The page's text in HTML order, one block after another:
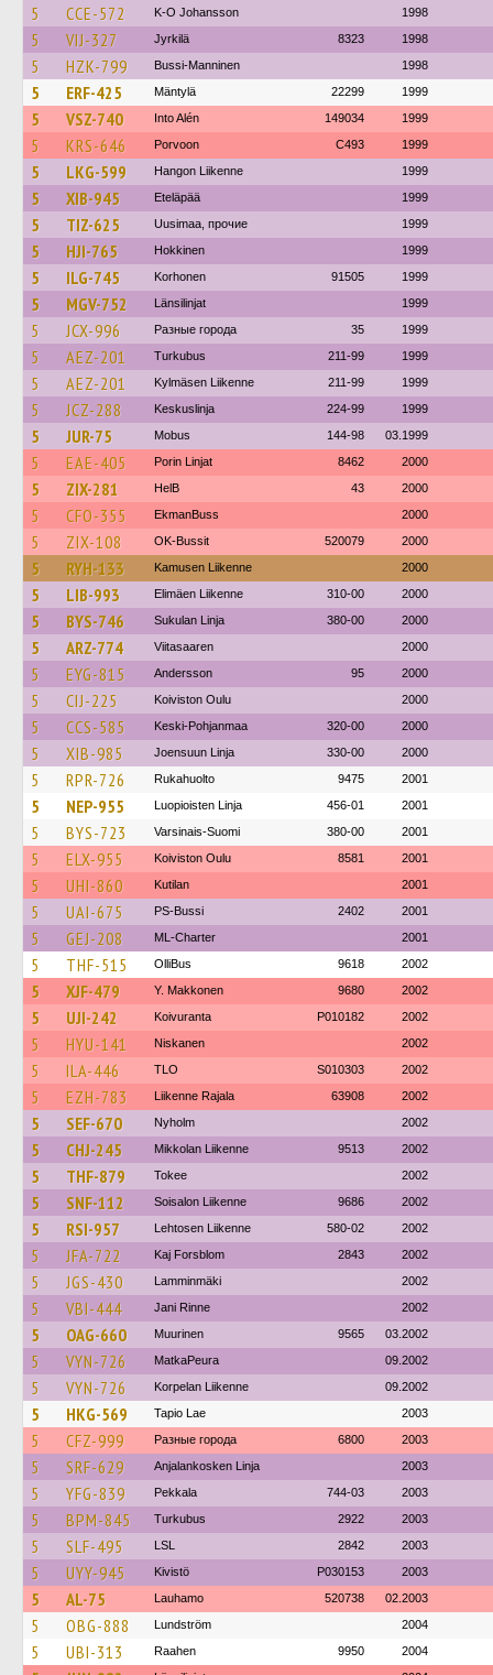
5 CCE-572 K-O Johansson 1998
5 VIJ-327 Jyrkilä 8323 1998
5 HZK-799 Bussi-Manninen 1998
5 ERF-425 Mäntylä 22299 1999
5 VSZ-740 Into Alén 149034 1999
5 KRS-646 Porvoon C493 1999
5 LKG-599 Hangon Liikenne 1999
5 XIB-945 Eteläpää 1999
5 TIZ-625 Uusimaa, прочие 1999
5 HJI-765 Hokkinen 1999
5 ILG-745 Korhonen 91505 1999
5 MGV-752 Länsilinjat 1999
5 JCX-996 Разные города 35 1999
5 AEZ-201 Turkubus 211-99 1999
5 AEZ-201 Kylmäsen Liikenne 211-99 1999
5 JCZ-288 Keskuslinja 224-99 1999
5 JUR-75 Mobus 144-98 03.1999
5 EAE-405 Porin Linjat 8462 2000
5 ZIX-281 HelB 43 2000
5 CFO-355 EkmanBuss 2000
5 ZIX-108 OK-Bussit 520079 2000
5 RYH-133 Kamusen Liikenne 2000
5 LIB-993 Elimäen Liikenne 310-00 2000
5 BYS-746 Sukulan Linja 380-00 2000
5 ARZ-774 Viitasaaren 2000
5 EYG-815 Andersson 95 2000
5 CIJ-225 Koiviston Oulu 2000
5 CCS-585 Keski-Pohjanmaa 320-00 2000
5 XIB-985 Joensuun Linja 330-00 2000
5 RPR-726 Rukahuolto 9475 2001
5 NEP-955 Luopioisten Linja 456-01 2001
5 BYS-723 Varsinais-Suomi 380-00 2001
5 ELX-955 Koiviston Oulu 8581 2001
5 UHI-860 Kutilan 2001
5 UAI-675 PS-Bussi 2402 2001
5 GEJ-208 ML-Charter 2001
5 THF-515 OlliBus 9618 2002
5 XJF-479 Y. Makkonen 9680 2002
5 UJI-242 Koivuranta P010182 2002
5 HYU-141 Niskanen 2002
5 ILA-446 TLO S010303 2002
5 EZH-783 Liikenne Rajala 63908 2002
5 SEF-670 Nyholm 2002
5 CHJ-245 Mikkolan Liikenne 9513 2002
5 THF-879 Tokee 2002
5 SNF-112 Soisalon Liikenne 9686 2002
5 RSI-957 Lehtosen Liikenne 580-02 2002
5 JFA-722 Kaj Forsblom 2843 2002
5 JGS-430 Lamminmäki 2002
5 VBI-444 Jani Rinne 2002
5 OAG-660 Muurinen 9565 03.2002
5 VYN-726 MatkaPeura 09.2002
5 VYN-726 Korpelan Liikenne 09.2002
5 HKG-569 Tapio Lae 2003
5 CFZ-999 Разные города 6800 2003
5 SRF-629 Anjalankosken Linja 2003
5 YFG-839 Pekkala 744-03 2003
5 BPM-845 Turkubus 2922 2003
5 SLF-495 LSL 2842 2003
5 UYY-945 Kivistö P030153 2003
5 AL-75 Lauhamo 520738 02.2003
5 OBG-888 Lundström 2004
5 UBI-313 Raahen 9950 2004